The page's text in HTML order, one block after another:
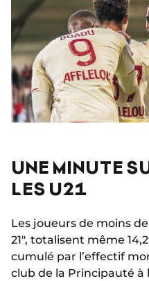
UNE MINUTE
LES U21
Les joueurs de moins
21", totalisent même
cumulé par l’effectif
club de la Principauté à